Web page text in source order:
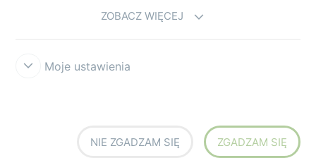
ZOBACZ WIĘCEJ
Moje ustawienia
NIE ZGADZAM SIĘ ZGADZAM SIĘ